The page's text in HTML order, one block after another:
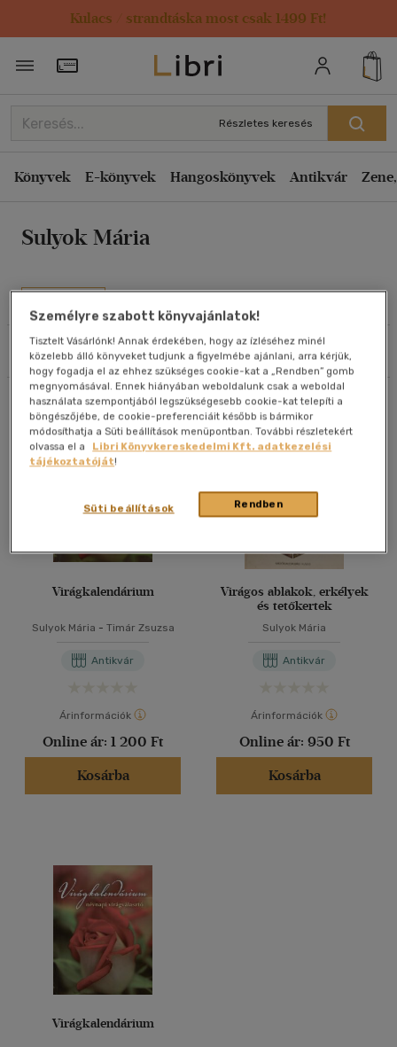
Kulacs / strandtáska most csak 1499 Ft!
Törzsvásárlói Kártya adatai
Részletes keresés
Könyvek E-könyvek Hangoskönyvek Antikvár
Sulyok Mária
Művei
Szűrés Rendezés
Rendezés
Kiadás éve szerint csökkenő
Ár szerint csökkenő
Eladott darabszám szerint csökkenő
Cím szerint A-Z
Szerző szerint A-Z
Megjelenítés
20 db / oldal
40 db / oldal
Alkalmaz
Összesen3db
Virágkalendárium
Sulyok Mária - Timár Zsuzsa
Antikvár
Árinformációk
Online ár: 1 200 Ft
Kosárba
Virágos ablakok, erkélyek
és tetőkertek
Sulyok Mária
Antikvár
Árinformációk
Online ár: 950 Ft
Kosárba
Virágkalendárium
Személyre szabott könyvajánlatok!
Tisztelt Vásárlónk! Annak érdekében, hogy az ízléséhez minél
közelebb álló könyveket tudjunk a figyelmébe ajánlani, arra kérjük,
hogy fogadja el az ehhez szükséges cookie-kat a „Rendben” gomb
megnyomásával. Ennek hiányában weboldalunk csak a weboldal
használata szempontjából legszükségesebb cookie-kat telepíti a
böngészőjébe, de cookie-preferenciáit később is bármikor
módosíthatja a Süti beállítások menüpontban. További részletekért
olvassa el a
Libri Könyvkereskedelmi Kft. adatkezelési
tájékoztatóját!
Rendben
Süti beállítások